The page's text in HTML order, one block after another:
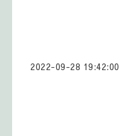
2022-09-28 19:42:00